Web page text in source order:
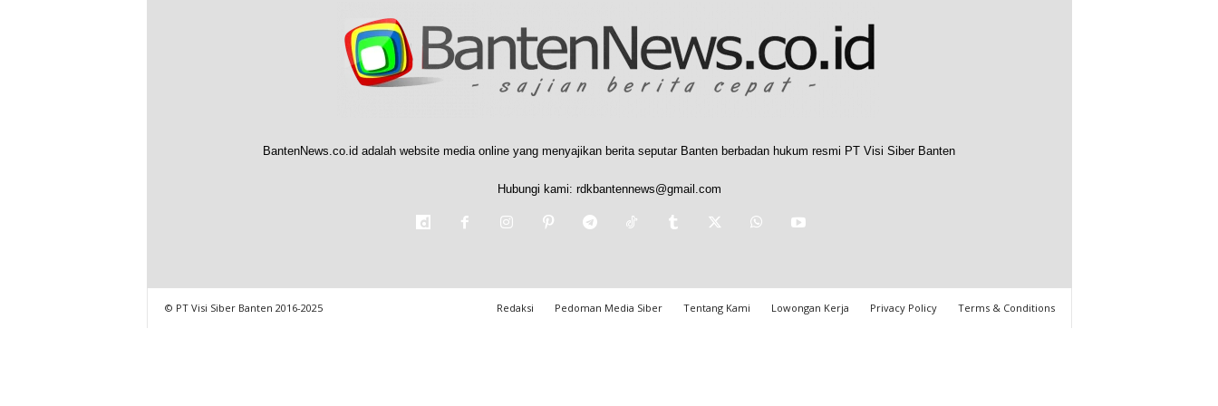
BantenNews.co.id adalah website media online yang menyajikan berita seputar Banten berbadan hukum resmi PT Visi Siber Banten
Hubungi kami: rdkbantennews@gmail.com
Redaksi Pedoman Media Siber Tentang Kami Lowongan Kerja Privacy Policy Terms & Conditions
© PT Visi Siber Banten 2016-2025